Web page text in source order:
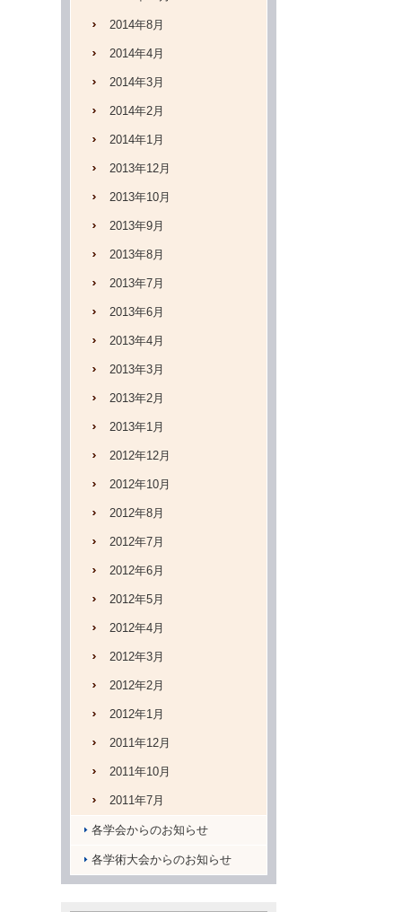
2014年8月
2014年4月
2014年3月
2014年2月
2014年1月
2013年12月
2013年10月
2013年9月
2013年8月
2013年7月
2013年6月
2013年4月
2013年3月
2013年2月
2013年1月
2012年12月
2012年10月
2012年8月
2012年7月
2012年6月
2012年5月
2012年4月
2012年3月
2012年2月
2012年1月
2011年12月
2011年10月
2011年7月
各学会からのお知らせ
各学術大会からのお知らせ